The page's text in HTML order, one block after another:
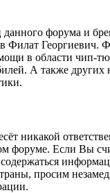
данного форума и
Филат Георгиевич.
в области чип-
А также других
никакой
форуме. Если Вы
просим